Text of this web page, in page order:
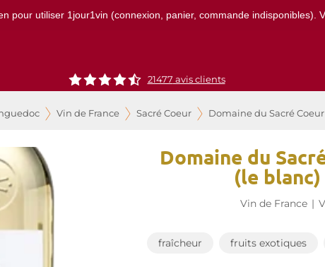
pour utiliser 1jour1vin (connexion, panier, commande indisponibles).
21477 avis clients
Vin de France Sacré Coeur Domaine du Sacré
Domaine du
(le blanc)
Vin de France |
fraîcheur fruits exotiques